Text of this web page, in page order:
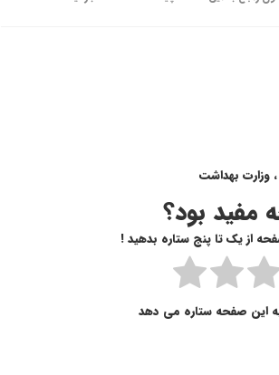
وزارت بهداشت
مفید بود؟
از یک تا پنج ستاره بدهید !
این صفحه ستاره می دهد